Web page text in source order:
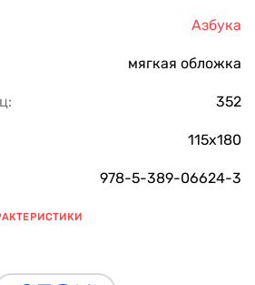
Азбука
мягкая обложка
352
115х180
978-5-389-06624-3